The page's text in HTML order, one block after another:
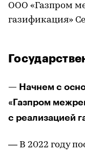
ООО «Газпром
газификация»
— Начнем с
«Газпром
с реализацией
— В 2022 году